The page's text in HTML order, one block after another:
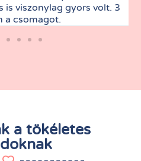
is viszonylag gyors volt. 3
csomagot.
a tökéletes